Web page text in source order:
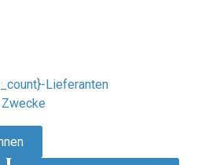
Lieferanten